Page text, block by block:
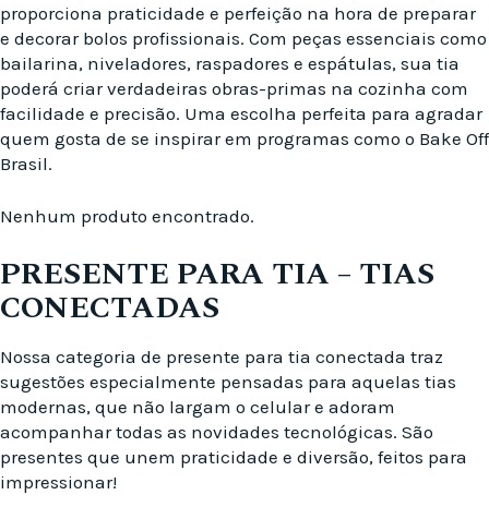
proporciona praticidade e perfeição na hora de preparar
e decorar bolos profissionais. Com peças essenciais como
bailarina, niveladores, raspadores e espátulas, sua tia
poderá criar verdadeiras obras-primas na cozinha com
facilidade e precisão. Uma escolha perfeita para agradar
quem gosta de se inspirar em programas como o Bake Off
Brasil.
Nenhum produto encontrado.
PRESENTE PARA TIA – TIAS
CONECTADAS
Nossa categoria de presente para tia conectada traz
sugestões especialmente pensadas para aquelas tias
modernas, que não largam o celular e adoram
acompanhar todas as novidades tecnológicas. São
presentes que unem praticidade e diversão, feitos para
impressionar!